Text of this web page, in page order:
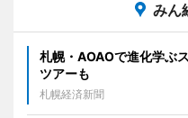
みん
札幌・AOAOで進化学ぶ
ツアーも
札幌経済新聞